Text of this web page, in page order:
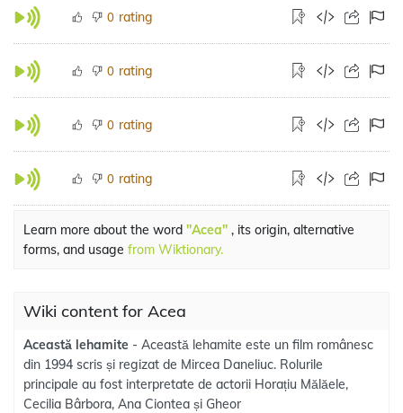
0 rating
0 rating
0 rating
0 rating
Learn more about the word "Acea" , its origin, alternative
forms, and usage from Wiktionary.
Wiki content for Acea
Această lehamite - Această lehamite este un film românesc
din 1994 scris și regizat de Mircea Daneliuc. Rolurile
principale au fost interpretate de actorii Horațiu Mălăele,
Cecilia Bârbora, Ana Ciontea și Gheor